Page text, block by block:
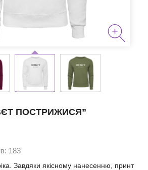
ПОСТРИЖИСЯ”
183
Завдяки якісному нанесенню, принт